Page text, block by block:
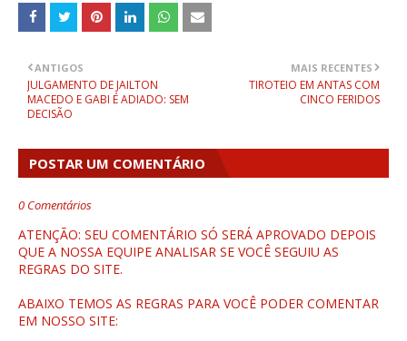
MAIS RECENTES
TIROTEIO EM ANTAS COM
CINCO FERIDOS
ANTIGOS
JULGAMENTO DE JAILTON
MACEDO E GABI É ADIADO: SEM
DECISÃO
POSTAR UM COMENTÁRIO
0 Comentários
ATENÇÃO: SEU COMENTÁRIO SÓ SERÁ APROVADO DEPOIS
QUE A NOSSA EQUIPE ANALISAR SE VOCÊ SEGUIU AS
REGRAS DO SITE.
ABAIXO TEMOS AS REGRAS PARA VOCÊ PODER COMENTAR
EM NOSSO SITE: